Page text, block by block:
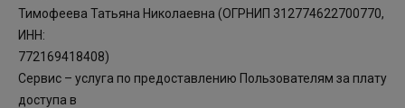
Тимофеева Татьяна Николаевна (ОГРНИП 312774622700770,
ИНН:
772169418408)
Сервис – услуга по предоставлению Пользователям за плату
доступа в